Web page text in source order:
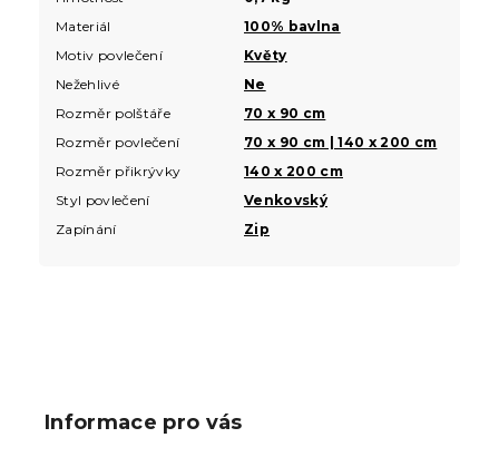
Materiál
100% bavlna
Motiv povlečení
Květy
Nežehlivé
Ne
Rozměr polštáře
70 x 90 cm
Rozměr povlečení
70 x 90 cm | 140 x 200 cm
Rozměr přikrývky
140 x 200 cm
Styl povlečení
Venkovský
Zapínání
Zip
Informace pro vás